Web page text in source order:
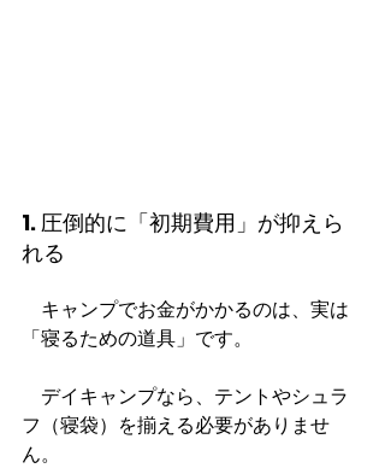
1. 圧倒的に「初期費用」が抑えら
れる
キャンプでお金がかかるのは、実は
「寝るための道具」です。
デイキャンプなら、テントやシュラ
フ（寝袋）を揃える必要がありませ
ん。